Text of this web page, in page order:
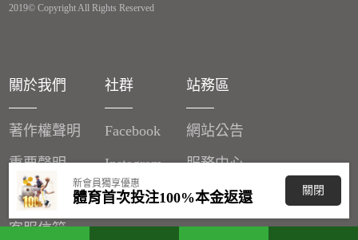
新會員獨享優惠
體育首次投注100%本金返還 關閉
2019© Copyright All Rights Reserved
關於我們
著作權聲明
重要聲明
廣告刊登
客服信箱
社群
Facebook
Instagram
站務區
網站公告
服務中心